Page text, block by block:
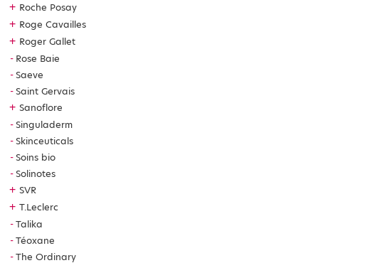
+ Roche Posay
+ Roge Cavailles
+ Roger Gallet
Rose Baie
Saeve
Saint Gervais
+ Sanoflore
Singuladerm
Skinceuticals
Soins bio
Solinotes
+ SVR
+ T.Leclerc
Talika
Téoxane
The Ordinary